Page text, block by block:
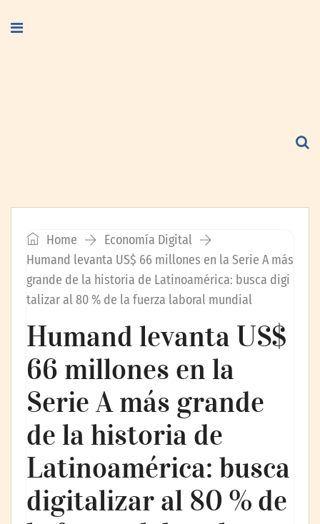
Home
Economía Digital
Humand levanta US$ 66 millones en la Serie A más
grande de la historia de Latinoamérica: busca digi
talizar al 80 % de la fuerza laboral mundial
Humand levanta US$
66 millones en la
Serie A más grande
de la historia de
Latinoamérica: busca
digitalizar al 80 % de